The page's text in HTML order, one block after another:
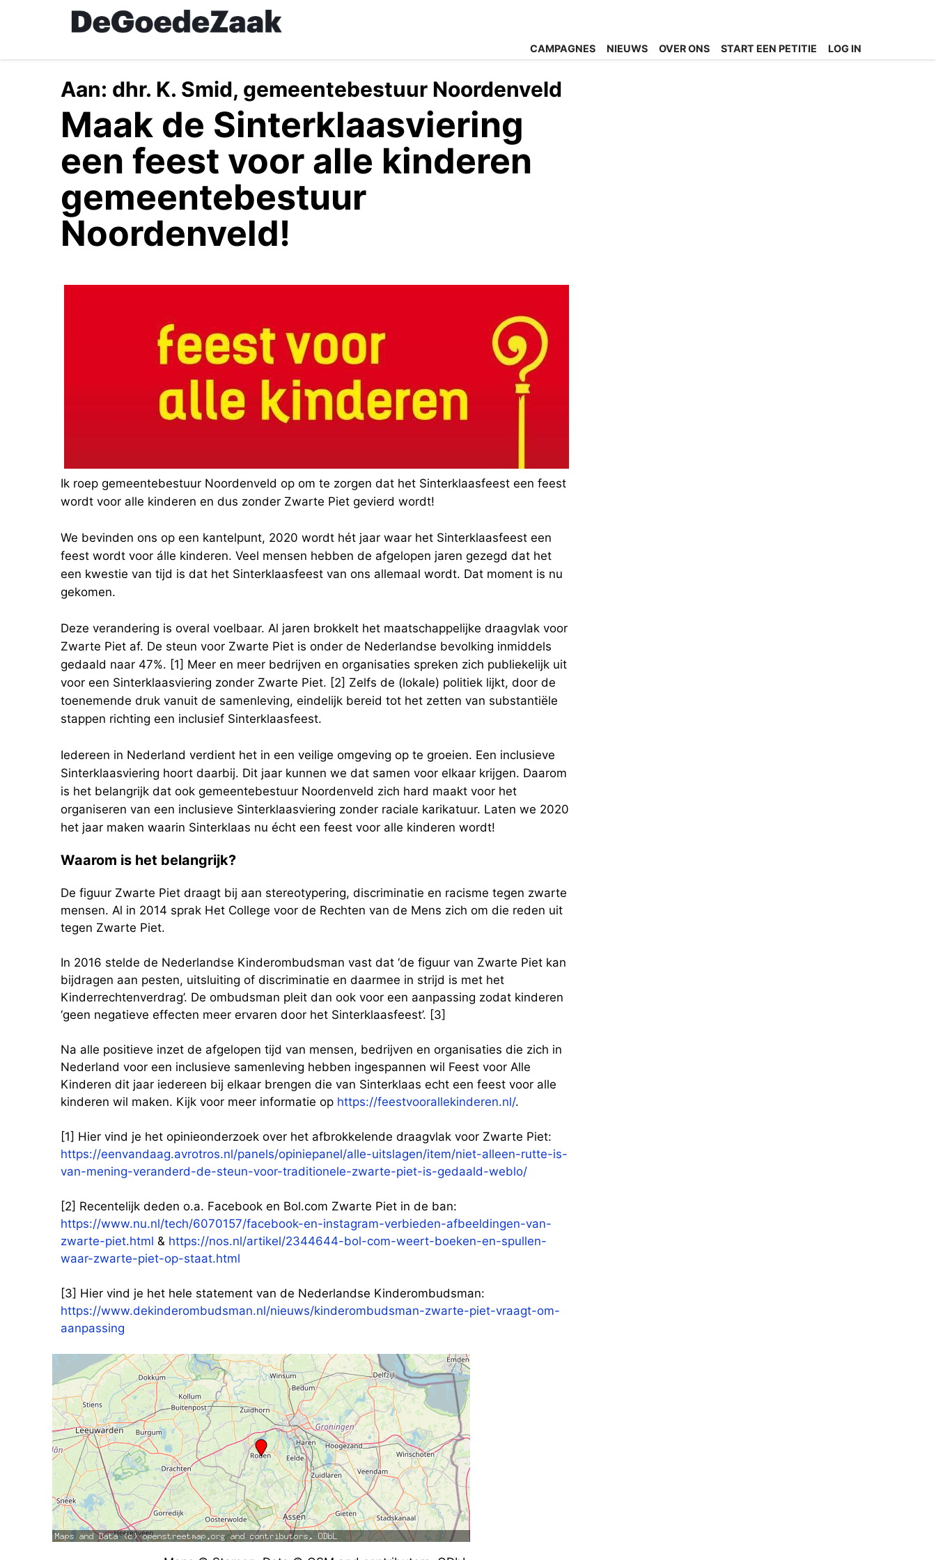
content
CAMPAGNES NIEUWS OVER ONS START EEN PETITIE LOG IN
Aan: dhr. K. Smid, gemeentebestuur Noordenveld
Maak de Sinterklaasviering
een feest voor alle kinderen
gemeentebestuur
Noordenveld!
Ik roep gemeentebestuur Noordenveld op om te zorgen dat het Sinterklaasfeest een feest
wordt voor alle kinderen en dus zonder Zwarte Piet gevierd wordt!
We bevinden ons op een kantelpunt, 2020 wordt hét jaar waar het Sinterklaasfeest een
feest wordt voor álle kinderen. Veel mensen hebben de afgelopen jaren gezegd dat het
een kwestie van tijd is dat het Sinterklaasfeest van ons allemaal wordt. Dat moment is nu
gekomen.
Deze verandering is overal voelbaar. Al jaren brokkelt het maatschappelijke draagvlak voor
Zwarte Piet af. De steun voor Zwarte Piet is onder de Nederlandse bevolking inmiddels
gedaald naar 47%. [1] Meer en meer bedrijven en organisaties spreken zich publiekelijk uit
voor een Sinterklaasviering zonder Zwarte Piet. [2] Zelfs de (lokale) politiek lijkt, door de
toenemende druk vanuit de samenleving, eindelijk bereid tot het zetten van substantiële
stappen richting een inclusief Sinterklaasfeest.
Iedereen in Nederland verdient het in een veilige omgeving op te groeien. Een inclusieve
Sinterklaasviering hoort daarbij. Dit jaar kunnen we dat samen voor elkaar krijgen. Daarom
is het belangrijk dat ook gemeentebestuur Noordenveld zich hard maakt voor het
organiseren van een inclusieve Sinterklaasviering zonder raciale karikatuur. Laten we 2020
het jaar maken waarin Sinterklaas nu écht een feest voor alle kinderen wordt!
Waarom is het belangrijk?
De figuur Zwarte Piet draagt bij aan stereotypering, discriminatie en racisme tegen zwarte
mensen. Al in 2014 sprak Het College voor de Rechten van de Mens zich om die reden uit
tegen Zwarte Piet.
In 2016 stelde de Nederlandse Kinderombudsman vast dat ‘de figuur van Zwarte Piet kan
bijdragen aan pesten, uitsluiting of discriminatie en daarmee in strijd is met het
Kinderrechtenverdrag’. De ombudsman pleit dan ook voor een aanpassing zodat kinderen
‘geen negatieve effecten meer ervaren door het Sinterklaasfeest’. [3]
Na alle positieve inzet de afgelopen tijd van mensen, bedrijven en organisaties die zich in
Nederland voor een inclusieve samenleving hebben ingespannen wil Feest voor Alle
Kinderen dit jaar iedereen bij elkaar brengen die van Sinterklaas echt een feest voor alle
kinderen wil maken. Kijk voor meer informatie op https://feestvoorallekinderen.nl/.
[1] Hier vind je het opinieonderzoek over het afbrokkelende draagvlak voor Zwarte Piet:
https://eenvandaag.avrotros.nl/panels/opiniepanel/alle-uitslagen/item/niet-alleen-rutte-is-
van-mening-veranderd-de-steun-voor-traditionele-zwarte-piet-is-gedaald-weblo/
[2] Recentelijk deden o.a. Facebook en Bol.com Zwarte Piet in de ban:
https://www.nu.nl/tech/6070157/facebook-en-instagram-verbieden-afbeeldingen-van-
zwarte-piet.html & https://nos.nl/artikel/2344644-bol-com-weert-boeken-en-spullen-
waar-zwarte-piet-op-staat.html
[3] Hier vind je het hele statement van de Nederlandse Kinderombudsman:
https://www.dekinderombudsman.nl/nieuws/kinderombudsman-zwarte-piet-vraagt-om-
aanpassing